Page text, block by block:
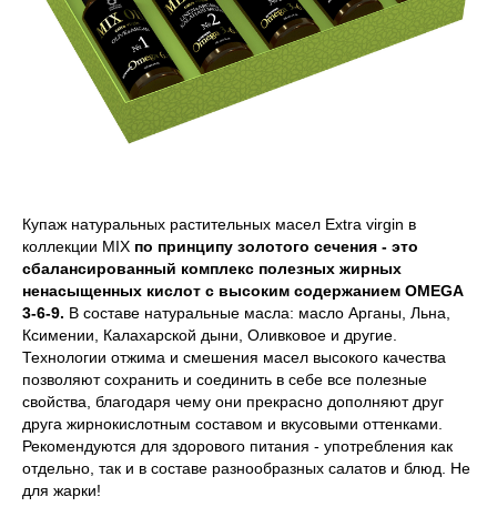
Купаж натуральных растительных масел Extra virgin в
коллекции MIX по принципу золотого сечения - это
сбалансированный комплекс полезных жирных
ненасыщенных кислот с высоким содержанием OMEGA
3-6-9. В составе натуральные масла: масло Арганы, Льна,
Ксимении, Калахарской дыни, Оливковое и другие.
Технологии отжима и смешения масел высокого качества
позволяют сохранить и соединить в себе все полезные
свойства, благодаря чему они прекрасно дополняют друг
друга жирнокислотным составом и вкусовыми оттенками.
Рекомендуются для здорового питания - употребления как
отдельно, так и в составе разнообразных салатов и блюд. Не
для жарки!